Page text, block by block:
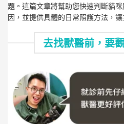
題。這篇文章將幫助您快速判斷貓
因，並提供具體的日常照護方法，
去找獸醫前，要